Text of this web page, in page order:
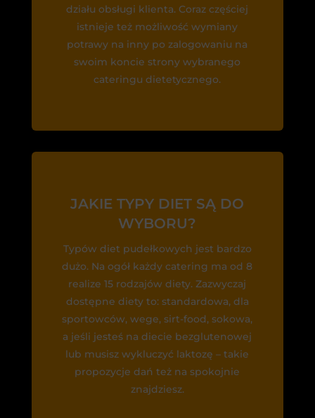
działu obsługi klienta. Coraz częściej
istnieje też możliwość wymiany
potrawy na inny po zalogowaniu na
swoim koncie strony wybranego
cateringu dietetycznego.
JAKIE TYPY DIET SĄ DO
WYBORU?
Typów diet pudełkowych jest bardzo
dużo. Na ogół każdy catering ma od 8
realize 15 rodzajów diety. Zazwyczaj
dostępne diety to: standardowa, dla
sportowców, wege, sirt-food, sokowa,
a jeśli jesteś na diecie bezglutenowej
lub musisz wykluczyć laktozę – takie
propozycje dań też na spokojnie
znajdziesz.